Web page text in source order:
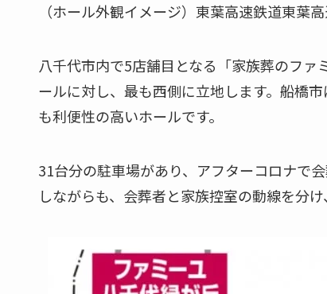
（ホール外観イメージ）東葉高速鉄道東葉
八千代市内で5店舗目となる「家族葬のフ
ールに対し、最も西側に立地します。船橋
も利便性の高いホールです。
31台分の駐車場があり、アフターコロナで
しながらも、会葬者と家族控室の動線を分